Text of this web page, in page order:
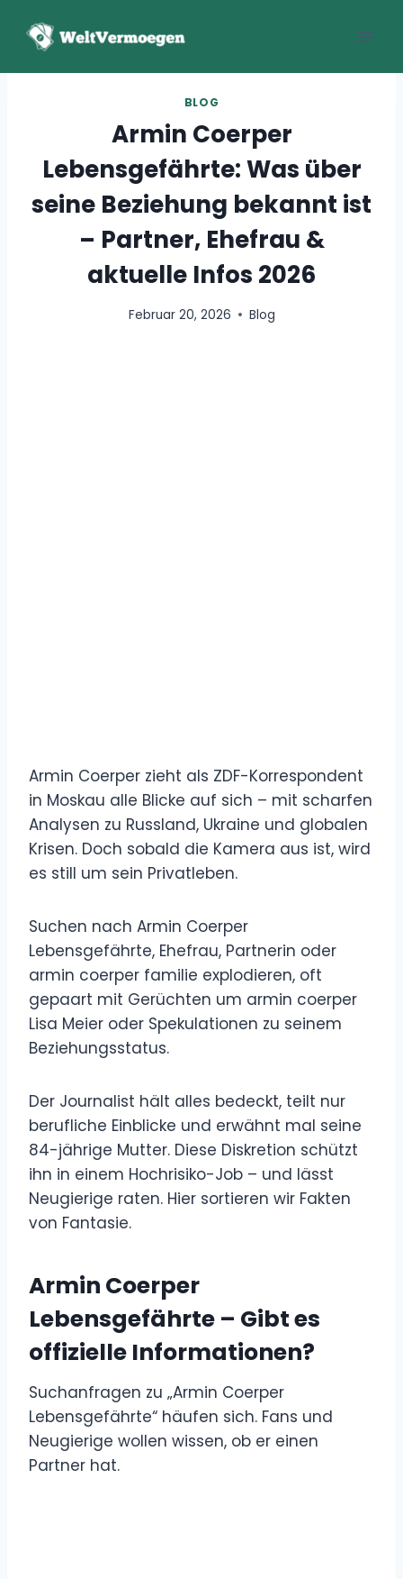
Inhalt
BLOG
Armin Coerper
Lebensgefährte: Was über
seine Beziehung bekannt ist
– Partner, Ehefrau &
aktuelle Infos 2026
Februar 20, 2026 Blog
Armin Coerper zieht als ZDF-Korrespondent
in Moskau alle Blicke auf sich – mit scharfen
Analysen zu Russland, Ukraine und globalen
Krisen. Doch sobald die Kamera aus ist, wird
es still um sein Privatleben.
Suchen nach Armin Coerper
Lebensgefährte, Ehefrau, Partnerin oder
armin coerper familie explodieren, oft
gepaart mit Gerüchten um armin coerper
Lisa Meier oder Spekulationen zu seinem
Beziehungsstatus.
Der Journalist hält alles bedeckt, teilt nur
berufliche Einblicke und erwähnt mal seine
84-jährige Mutter. Diese Diskretion schützt
ihn in einem Hochrisiko-Job – und lässt
Neugierige raten. Hier sortieren wir Fakten
von Fantasie.
Armin Coerper
Lebensgefährte – Gibt es
offizielle Informationen?
Suchanfragen zu „Armin Coerper
Lebensgefährte“ häufen sich. Fans und
Neugierige wollen wissen, ob er einen
Partner hat.